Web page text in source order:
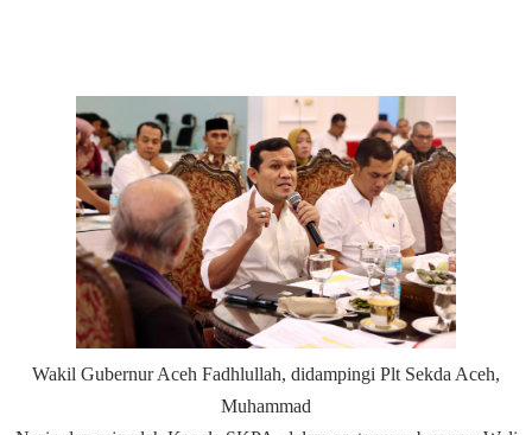
Wakil Gubernur Aceh Fadhlullah, didampingi Plt Sekda Aceh,
Muhammad